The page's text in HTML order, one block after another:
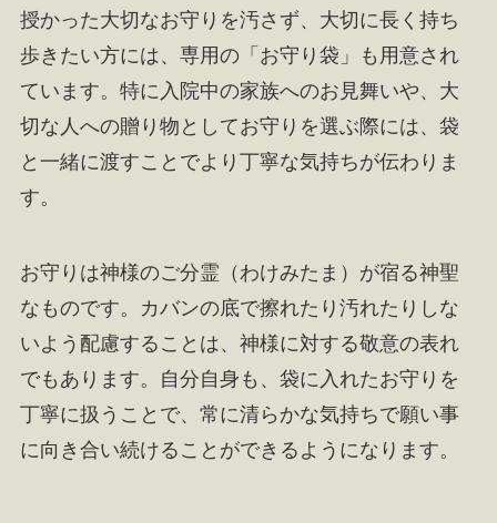
授かった大切なお守りを汚さず、大切に長く持ち
歩きたい方には、専用の「お守り袋」も用意され
ています。特に入院中の家族へのお見舞いや、大
切な人への贈り物としてお守りを選ぶ際には、袋
と一緒に渡すことでより丁寧な気持ちが伝わりま
す。
お守りは神様のご分霊（わけみたま）が宿る神聖
なものです。カバンの底で擦れたり汚れたりしな
いよう配慮することは、神様に対する敬意の表れ
でもあります。自分自身も、袋に入れたお守りを
丁寧に扱うことで、常に清らかな気持ちで願い事
に向き合い続けることができるようになります。